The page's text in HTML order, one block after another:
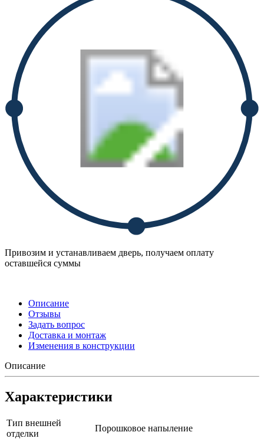
Привозим и устанавливаем дверь, получаем оплату
оставшейся суммы
Описание
Отзывы
Задать вопрос
Доставка и монтаж
Изменения в конструкции
Описание
Характеристики
Тип внешней
отделки
Порошковое напыление